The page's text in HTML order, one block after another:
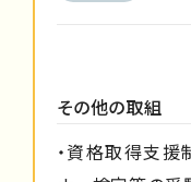
その他の取組
・資格取得支援